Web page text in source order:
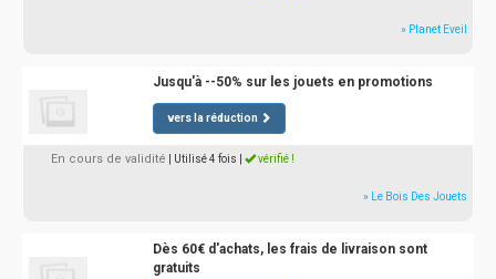
» Planet Eveil
Jusqu'à --50% sur les jouets en promotions
vers la réduction
En cours de validité | Utilisé 4 fois vérifié !
» Le Bois Des Jouets
Dès 60€ d'achats, les frais de livraison sont
gratuits